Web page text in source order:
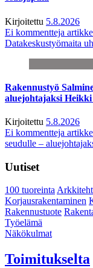
Kirjoitettu 5.8.2026
Ei kommentteja
Datakeskustyömaita
Rakennustyö
aluejohtajaksi
Kirjoitettu 5.8.2026
Ei kommentteja
seudulle –
Uutiset
100 tuoreinta
Korjausrakentaminen
Rakennustuote
Työelämä
Näkökulmat
Toimitukselta